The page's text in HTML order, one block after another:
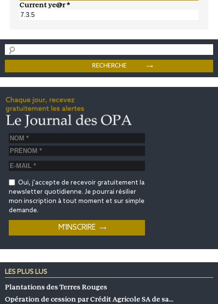
Current ye@r*
Oui, j'accepte de recevoir gratuitement la
newsletter quotidienne. Je pourrai résilier
mon inscription à tout moment et sur simple
demande.
LES PLUS LUS
Plantations des Terres Rouges
Opération de cession par Crédit Agricole SA de sa…